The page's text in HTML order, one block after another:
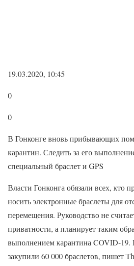
19.03.2020, 10:45
0
0
В Гонконге вновь прибывающих
карантин. Следить за его
специальный браслет и GPS
Власти Гонконга обязали всех, кто
носить электронные браслеты для
перемещения. Руководство не
приватности, а планирует таким
выполнением карантина COVID-19.
закупили 60 000 браслетов, пишет